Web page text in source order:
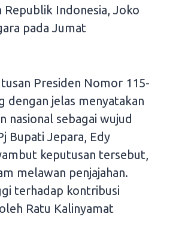
Indonesia, Joko
pada Jumat
Presiden Nomor 115-
dengan jelas menyatakan
nasional sebagai wujud
Bupati Jepara, Edy
keputusan tersebut,
melawan penjajahan.
terhadap kontribusi
Ratu Kalinyamat